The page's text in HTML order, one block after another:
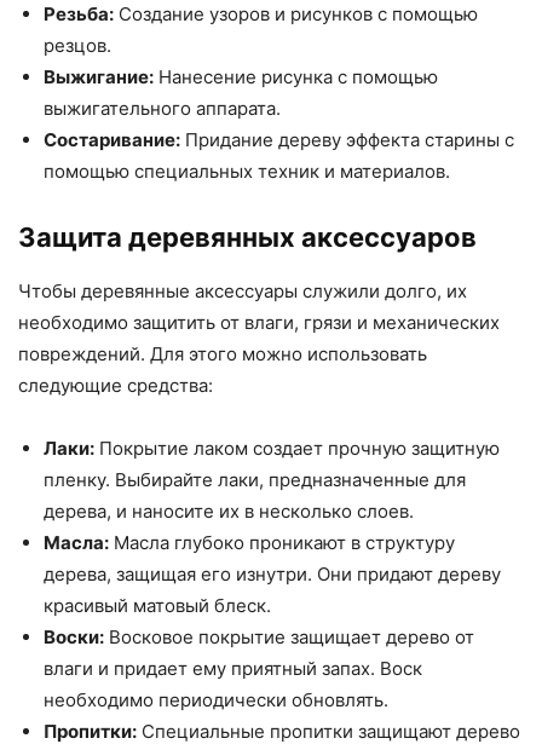
Резьба: Создание узоров и рисунков с помощью
резцов.
Выжигание: Нанесение рисунка с помощью
выжигательного аппарата.
Состаривание: Придание дереву эффекта старины с
помощью специальных техник и материалов.
Защита деревянных аксессуаров
Чтобы деревянные аксессуары служили долго, их
необходимо защитить от влаги, грязи и механических
повреждений. Для этого можно использовать
следующие средства:
Лаки: Покрытие лаком создает прочную защитную
пленку. Выбирайте лаки, предназначенные для
дерева, и наносите их в несколько слоев.
Масла: Масла глубоко проникают в структуру
дерева, защищая его изнутри. Они придают дереву
красивый матовый блеск.
Воски: Восковое покрытие защищает дерево от
влаги и придает ему приятный запах. Воск
необходимо периодически обновлять.
Пропитки: Специальные пропитки защищают дерево